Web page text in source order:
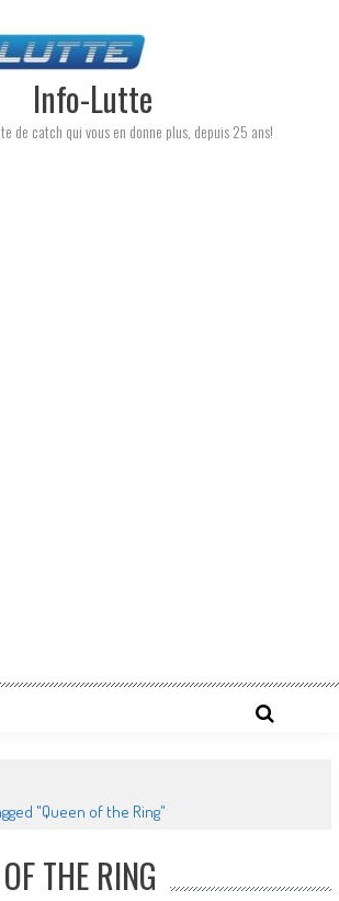
Info-Lutte
de catch qui vous en donne plus, depuis 25 ans!
"Queen of the Ring"
THE RING